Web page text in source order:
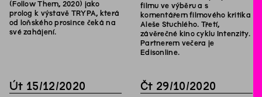
(Follow Them, 2020) jako
prolog k výstavě TRYPA, která
od loňského prosince čeká na
své zahájení.
filmu ve výběru a s
komentářem filmového kritika
Aleše Stuchlého. Třetí,
závěrečné kino cyklu Intenzity.
Partnerem večera je
Edisonline.
Út 15/12/2020 Čt 29/10/2020